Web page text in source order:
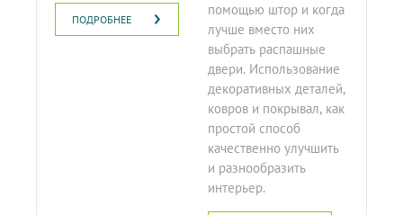
ПОДРОБНЕЕ
помощью штор и когда
лучше вместо них
выбрать распашные
двери. Использование
декоративных деталей,
ковров и покрывал, как
простой способ
качественно улучшить
и разнообразить
интерьер.